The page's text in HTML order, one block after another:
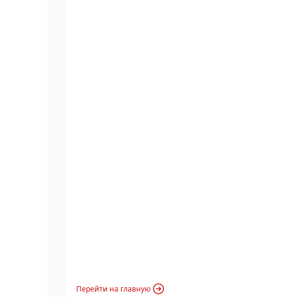
Перейти на главную